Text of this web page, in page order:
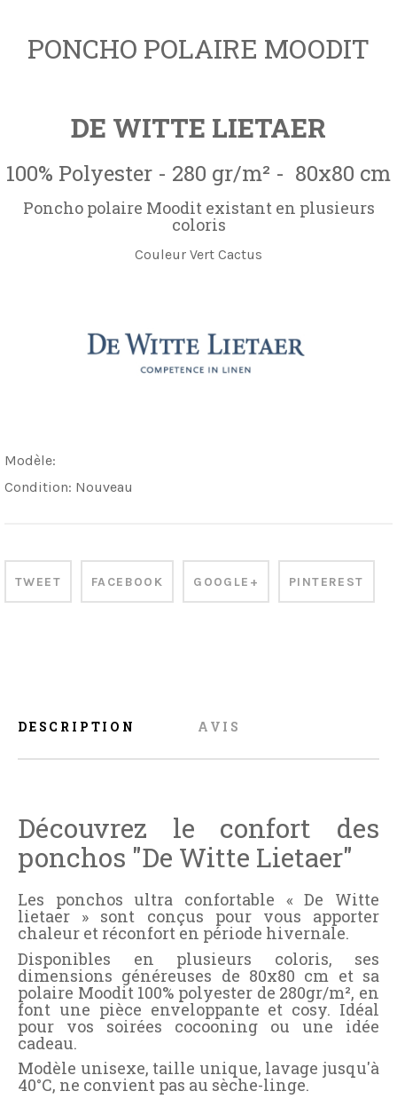
PONCHO POLAIRE MOODIT
DE WITTE LIETAER
100% Polyester - 280 gr/m² - 80x80 cm
Poncho polaire Moodit existant en plusieurs
coloris
Couleur Vert Cactus
Modèle:
Condition: Nouveau
TWEET FACEBOOK GOOGLE+ PINTEREST
DESCRIPTION AVIS
Découvrez le confort des
ponchos "De Witte Lietaer"
Les ponchos ultra confortable « De Witte
lietaer » sont conçus pour vous apporter
chaleur et réconfort en période hivernale.
Disponibles en plusieurs coloris, ses
dimensions généreuses de 80x80 cm et sa
polaire Moodit 100% polyester de 280gr/m², en
font une pièce enveloppante et cosy. Idéal
pour vos soirées cocooning ou une idée
cadeau.
Modèle unisexe, taille unique, lavage jusqu'à
40°C, ne convient pas au sèche-linge.